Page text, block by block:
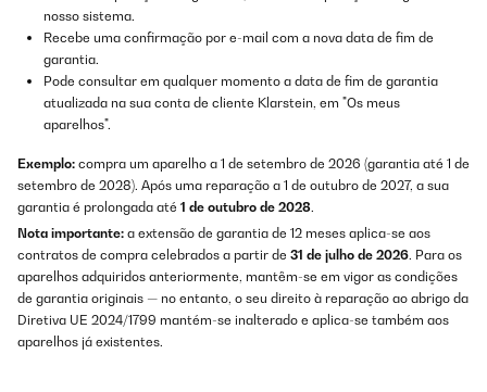
nosso sistema.
Recebe uma confirmação por e-mail com a nova data de fim de
garantia.
Pode consultar em qualquer momento a data de fim de garantia
atualizada na sua conta de cliente Klarstein, em "Os meus
aparelhos".
Exemplo: compra um aparelho a 1 de setembro de 2026 (garantia até 1 de
setembro de 2028). Após uma reparação a 1 de outubro de 2027, a sua
garantia é prolongada até 1 de outubro de 2028.
Nota importante: a extensão de garantia de 12 meses aplica-se aos
contratos de compra celebrados a partir de 31 de julho de 2026. Para os
aparelhos adquiridos anteriormente, mantêm-se em vigor as condições
de garantia originais — no entanto, o seu direito à reparação ao abrigo da
Diretiva UE 2024/1799 mantém-se inalterado e aplica-se também aos
aparelhos já existentes.